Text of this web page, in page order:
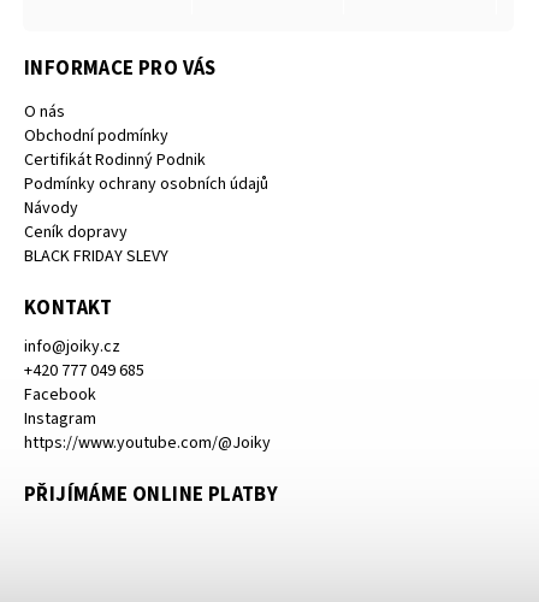
INFORMACE PRO VÁS
O nás
Obchodní podmínky
Certifikát Rodinný Podnik
Podmínky ochrany osobních údajů
Návody
Ceník dopravy
BLACK FRIDAY SLEVY
KONTAKT
info@joiky.cz
+420 777 049 685
Facebook
Instagram
https://www.youtube.com/@Joiky
PŘIJÍMÁME ONLINE PLATBY